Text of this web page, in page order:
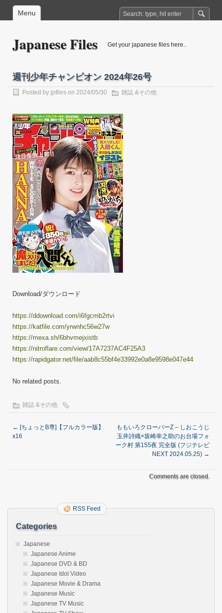
Menu
Japanese Files Get your japanese files here..
週刊少年チャンピオン 2024年26号
Posted by jpfiles on 2024/05/30 雑誌 &その他
Download/ダウンロード
https://ddownload.com/i6fgcmb2rtvi
https://katfile.com/yrwnhc56w27w
https://mexa.sh/6bhvmejxistb
https://nitroflare.com/view/17A7237AC4F25A3
https://rapidgator.net/file/aab8c55bf4e33992e0a8e9598e047e44
No related posts.
雑誌 &その他
← [ちょっとB専]【フルカラー版】
x16
ももいろクローバーZ – しおこうじ
玉井詩織×坂崎幸之助のお台場フォ
ーク村 第155夜 完全版 (フジテレビ
NEXT 2024.05.25) →
Comments are closed.
RSS Feed
Categories
Japanese
Japanese Anime
Japanese DVD & BD
Japanese Idol Video
Japanese Movie & Drama
Japanese Music
Japanese TV Music